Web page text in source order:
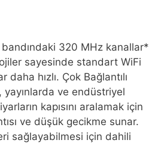
320 MHz kanallar*
sayesinde standart WiFi
hızlı. Çok Bağlantılı
ve endüstriyel
kapısını aralamak için
ve düşük gecikme sunar.
sağlayabilmesi için dahili